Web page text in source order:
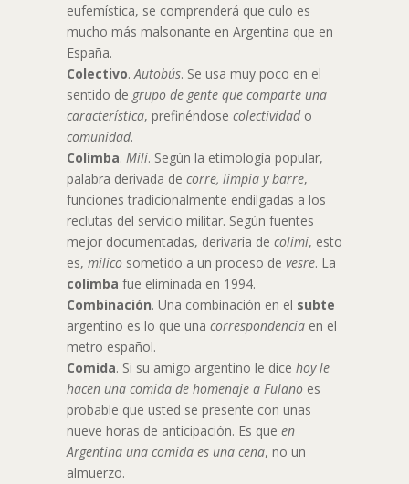
eufemística, se comprenderá que culo es
mucho más malsonante en Argentina que en
España.
Colectivo.Autobús. Se usa muy poco en el
sentido de grupo de gente que comparte una
característica, prefiriéndose colectividad o
comunidad.
Colimba. Mili. Según la etimología popular,
palabra derivada de corre, limpia y barre,
funciones tradicionalmente endilgadas a los
reclutas del servicio militar. Según fuentes
mejor documentadas, derivaría de colimi, esto
es, milico sometido a un proceso de vesre. La
colimba fue eliminada en 1994.
Combinación. Una combinación en el subte
argentino es lo que una correspondencia en el
metro español.
Comida. Si su amigo argentino le dice hoy le
hacen una comida de homenaje a Fulano es
probable que usted se presente con unas
nueve horas de anticipación. Es que en
Argentina una comida es una cena, no un
almuerzo.